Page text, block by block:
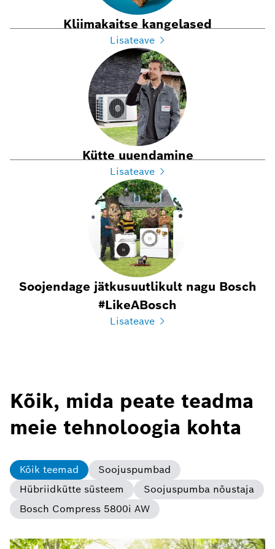
Kliimakaitse kangelased
Lisateave
Kütte uuendamine
Lisateave
Soojendage jätkusuutlikult nagu Bosch
#LikeABosch
Lisateave
Kõik, mida peate teadma
meie tehnoloogia kohta
Kõik teemad
Soojuspumbad
Hübriidkütte süsteem
Soojuspumba nõustaja
Bosch Compress 5800i AW